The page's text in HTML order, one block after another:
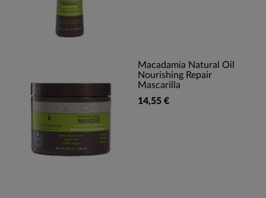
Macadamia Natural Oil
Nourishing Repair
Mascarilla
14,55 €